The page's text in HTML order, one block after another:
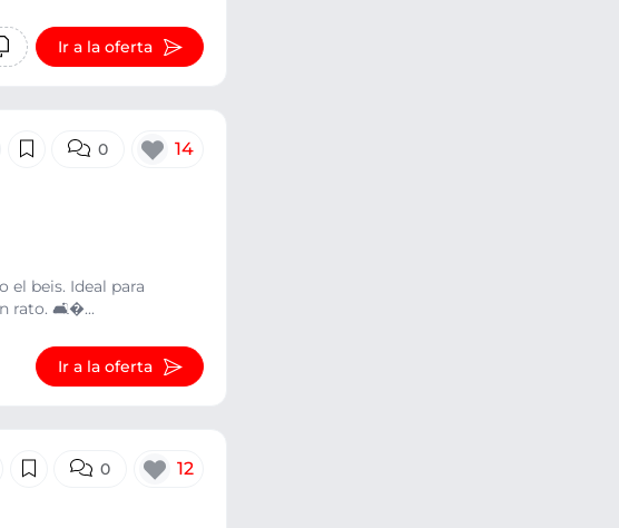
Ir a la oferta
0 14
beis. Ideal para
rato. 🛋�...
Ir a la oferta
0 12